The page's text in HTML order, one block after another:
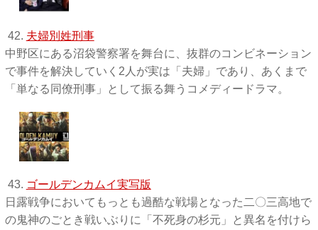
42. 夫婦別姓刑事
中野区にある沼袋警察署を舞台に、抜群のコンビネーション
で事件を解決していく2人が実は「夫婦」であり、あくまで
「単なる同僚刑事」として振る舞うコメディードラマ。
43. ゴールデンカムイ実写版
日露戦争においてもっとも過酷な戦場となった二〇三高地で
の鬼神のごとき戦いぶりに「不死身の杉元」と異名を付けら